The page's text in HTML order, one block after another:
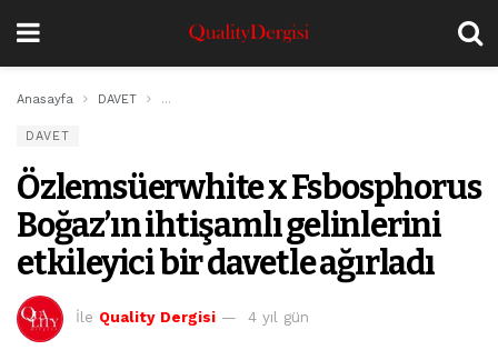
Anasayfa DAVET Özlemsüerwhite x Fsbosphorus Boğaz’ın ihtişamlı
DAVET
Özlemsüerwhite x Fsbosphorus
Boğaz’ın ihtişamlı gelinlerini
etkileyici bir davetle ağırladı
İle Quality Dergisi 4 yıl gün